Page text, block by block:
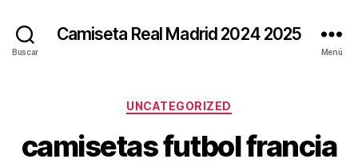
Buscar
Camiseta Real Madrid 2024 2025
Menú
Categorías
UNCATEGORIZED
camisetas futbol francia